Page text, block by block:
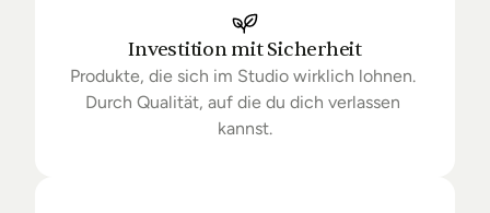
Lieferung unter Umständen um einige Tage
verzögern.Investition mit Sicherheit
Produkte, die sich im Studio wirklich lohnen.
Durch Qualität, auf die du dich verlassen
kannst.